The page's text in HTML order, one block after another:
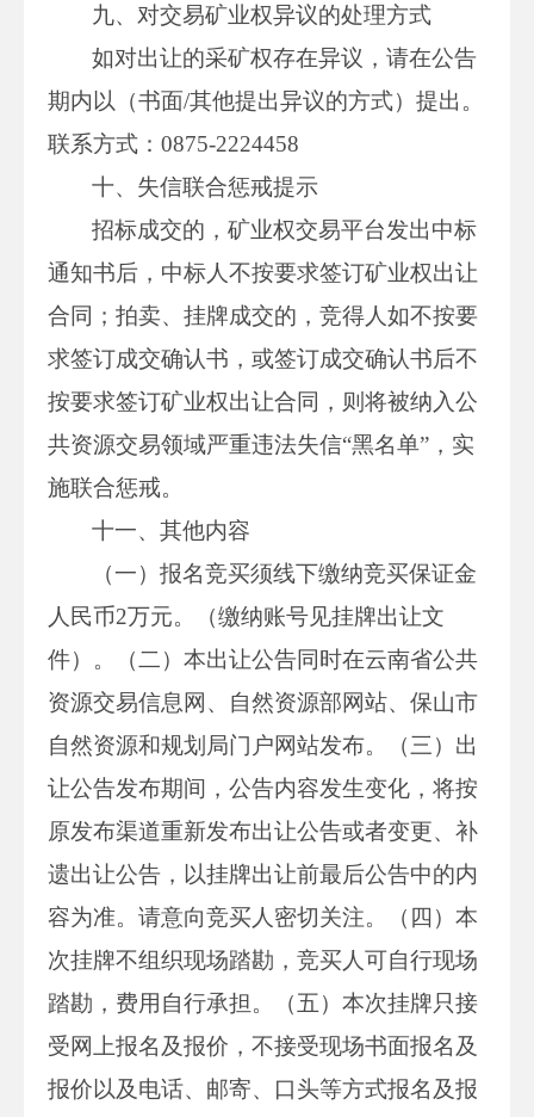
九、对交易矿业权异议的处理方式
如对出让的采矿权存在异议，请在公告
期内以（书面/其他提出异议的方式）提出。
联系方式：0875-2224458
十、失信联合惩戒提示
招标成交的，矿业权交易平台发出中标
通知书后，中标人不按要求签订矿业权出让
合同；拍卖、挂牌成交的，竞得人如不按要
求签订成交确认书，或签订成交确认书后不
按要求签订矿业权出让合同，则将被纳入公
共资源交易领域严重违法失信“黑名单”，实
施联合惩戒。
十一、其他内容
（一）报名竞买须线下缴纳竞买保证金
人民币2万元。（缴纳账号见挂牌出让文
件）。（二）本出让公告同时在云南省公共
资源交易信息网、自然资源部网站、保山市
自然资源和规划局门户网站发布。（三）出
让公告发布期间，公告内容发生变化，将按
原发布渠道重新发布出让公告或者变更、补
遗出让公告，以挂牌出让前最后公告中的内
容为准。请意向竞买人密切关注。（四）本
次挂牌不组织现场踏勘，竞买人可自行现场
踏勘，费用自行承担。（五）本次挂牌只接
受网上报名及报价，不接受现场书面报名及
报价以及电话、邮寄、口头等方式报名及报